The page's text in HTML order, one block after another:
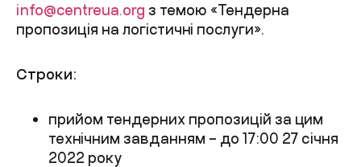
info@centreua.org з темою «Тендерна
пропозиція на логістичні послуги».
Строки:
прийом тендерних пропозицій за цим
технічним завданням – до 17:00 27 січня
2022 року